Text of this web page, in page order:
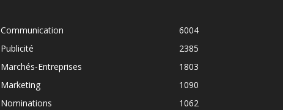
Communication
6004
Publicité
2385
Marchés-Entreprises
1803
Marketing
1090
Nominations
1062